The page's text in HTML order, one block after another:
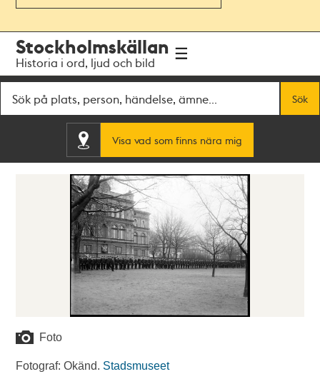
navigationen
huvudinnehållet
Stockholmskällan
Historia i ord, ljud och bild
Sök
Visa vad som finns nära mig
Foto
Fotograf: Okänd. Stadsmuseet